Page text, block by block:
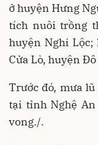
ở huyện Hưng
tích nuôi trồng
huyện Nghi
Cửa Lò, huyện
Trước đó, mưa
tại tỉnh Nghệ
vong./.